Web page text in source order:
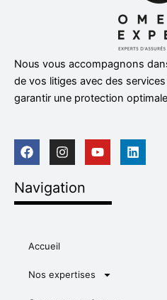
Nous vous accompagnons
de vos litiges avec des
garantir une protection
F
a
e
b
o
I
n
t
a
g
Y
o
b
L
i
Navigation
Accueil
Nos expertises